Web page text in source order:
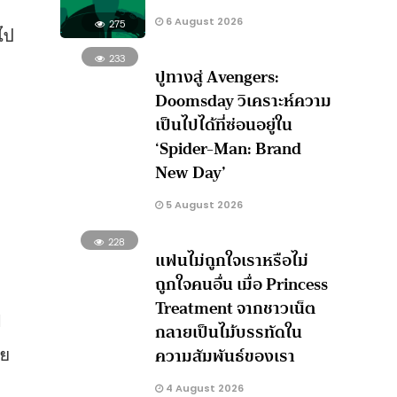
275 6 August 2026
233
ปูทางสู่ Avengers:
Doomsday วิเคราะห์ความ
เป็นไปได้ที่ซ่อนอยู่ใน
‘Spider-Man: Brand
New Day’
5 August 2026
228
แฟนไม่ถูกใจเราหรือไม่
ถูกใจคนอื่น เมื่อ Princess
Treatment จากชาวเน็ต
กลายเป็นไม้บรรทัดใน
ความสัมพันธ์ของเรา
4 August 2026